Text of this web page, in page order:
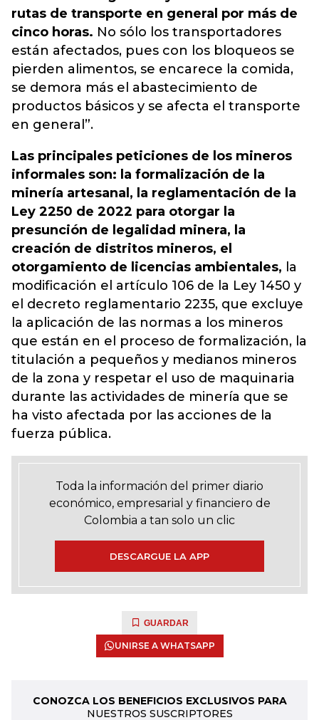
rutas de transporte en general por más de
cinco horas. No sólo los transportadores
están afectados, pues con los bloqueos se
pierden alimentos, se encarece la comida,
se demora más el abastecimiento de
productos básicos y se afecta el transporte
en general”.
Las principales peticiones de los mineros
informales son: la formalización de la
minería artesanal, la reglamentación de la
Ley 2250 de 2022 para otorgar la
presunción de legalidad minera, la
creación de distritos mineros, el
otorgamiento de licencias ambientales, la
modificación el artículo 106 de la Ley 1450 y
el decreto reglamentario 2235, que excluye
la aplicación de las normas a los mineros
que están en el proceso de formalización, la
titulación a pequeños y medianos mineros
de la zona y respetar el uso de maquinaria
durante las actividades de minería que se
ha visto afectada por las acciones de la
fuerza pública.
Toda la información del primer diario
económico, empresarial y financiero de
Colombia a tan solo un clic
DESCARGUE LA APP
GUARDAR
UNIRSE A WHATSAPP
CONOZCA LOS BENEFICIOS EXCLUSIVOS PARA
NUESTROS SUSCRIPTORES